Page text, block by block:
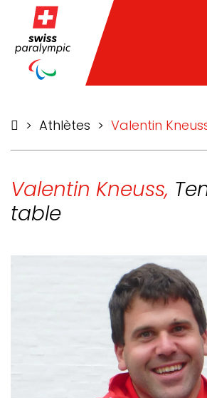
> Athlètes > Valentin
Valentin Kneuss,
table